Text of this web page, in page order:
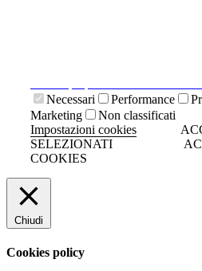
Necessari
Performance
Marketing
Non classificati
Impostazioni cookies
SELEZIONATI
COOKIES
Chiudi
Cookies policy